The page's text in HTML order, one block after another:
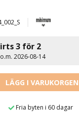
3 för 2
2026-08-14
LÄGG I VARUKORGEN
Fria byten i 60 dagar